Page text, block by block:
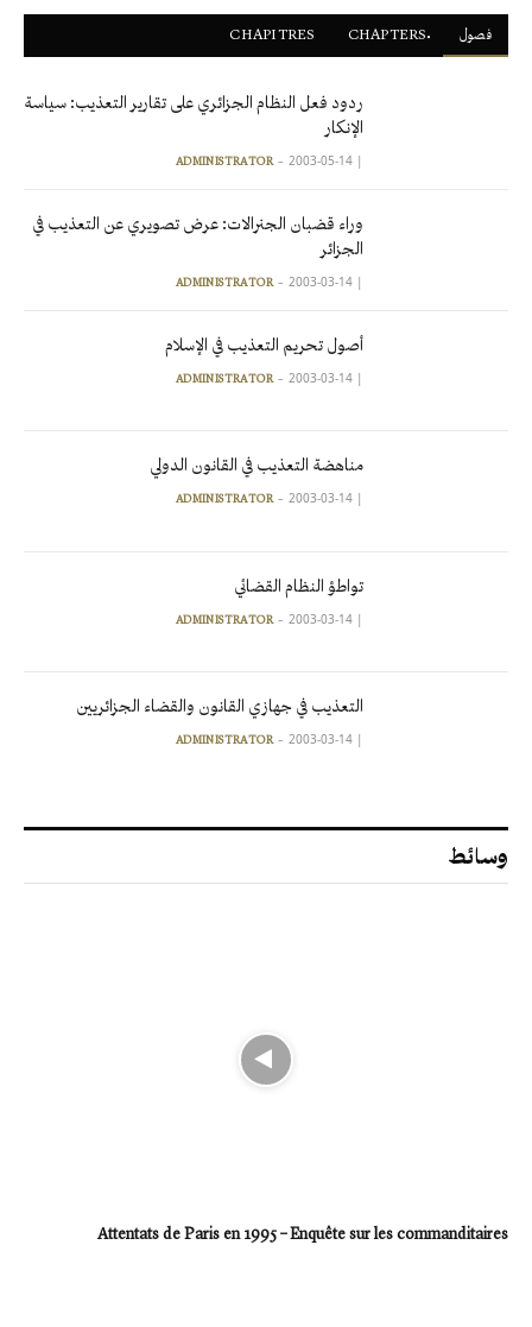
فصول CHAPITRES
ردود فعل النظام الجزائري على تقارير التعذيب: سياسة
الإنكار
|
ADMINISTRATOR 2003-05-14
وراء قضبان الجنرالات: عرض تصويري عن التعذيب في
الجزائر
|
ADMINISTRATOR 2003-03-14
أصول تحريم التعذيب في الإسلام
|
ADMINISTRATOR 2003-03-14
مناهضة التعذيب في القانون الدولي
|
ADMINISTRATOR 2003-03-14
تواطؤ النظام القضائي
|
ADMINISTRATOR 2003-03-14
التعذيب في جهازي القانون والقضاء الجزائريين
|
ADMINISTRATOR 2003-03-14
وسائط
Attentats de Paris en 1995 – Enquête sur les commanditaires